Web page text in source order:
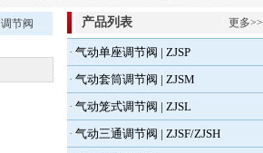
节阀 更多>>
产品列表
· 气动单座调节阀 | ZJSP
· 气动套筒调节阀 | ZJSM
· 气动笼式调节阀 | ZJSL
· 气动三通调节阀 | ZJSF/ZJSH